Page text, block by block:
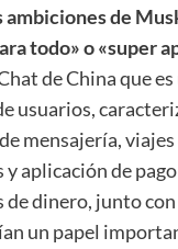
ambiciones de
todo» o «super
de China que
usuarios,
mensajería,
y aplicación de
de dinero, junto
un papel